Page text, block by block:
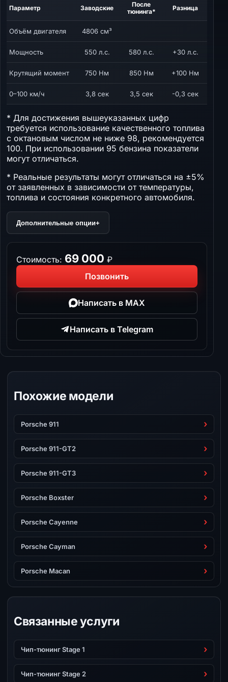
Параметр Заводские
После
тюнинга*
Разница
Объём двигателя 4806 см³
Мощность 550 л.с. 580 л.с. +30 л.с.
Крутящий момент 750 Нм 850 Нм +100 Нм
0–100 км/ч 3,8 сек 3,5 сек -0,3 сек
* Для достижения вышеуказанных цифр
требуется использование качественного топлива
с октановым числом не ниже 98, рекомендуется
100. При использовании 95 бензина показатели
могут отличаться.
* Реальные результаты могут отличаться на ±5%
от заявленных в зависимости от температуры,
топлива и состояния конкретного автомобиля.
Дополнительные опции+
Стоимость: 69 000 ₽
Позвонить
Написать в MAX
Написать в Telegram
Похожие модели
Porsche 911
Porsche 911-GT2
Porsche 911-GT3
Porsche Boxster
Porsche Cayenne
Porsche Cayman
Porsche Macan
Связанные услуги
Чип-тюнинг Stage 1
Чип-тюнинг Stage 2